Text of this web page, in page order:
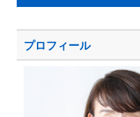
プロフィール